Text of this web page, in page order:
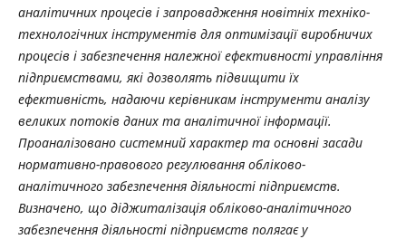
аналітичних процесів і запровадження новітніх техніко-
технологічних інструментів для оптимізації виробничих
процесів і забезпечення належної ефективності управління
підприємствами, які дозволять підвищити їх
ефективність, надаючи керівникам інструменти аналізу
великих потоків даних та аналітичної інформації.
Проаналізовано системний характер та основні засади
нормативно-правового регулювання обліково-
аналітичного забезпечення діяльності підприємств.
Визначено, що діджиталізація обліково-аналітичного
забезпечення діяльності підприємств полягає у